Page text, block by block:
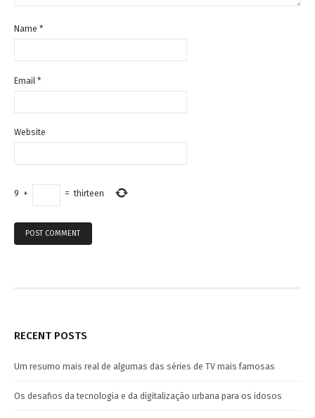
Name *
Email *
Website
9 + = thirteen
RECENT POSTS
Um resumo mais real de algumas das séries de TV mais famosas
Os desafios da tecnologia e da digitalização urbana para os idosos